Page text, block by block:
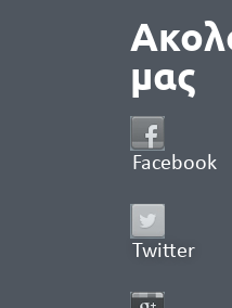
μας
Facebook
Twitter